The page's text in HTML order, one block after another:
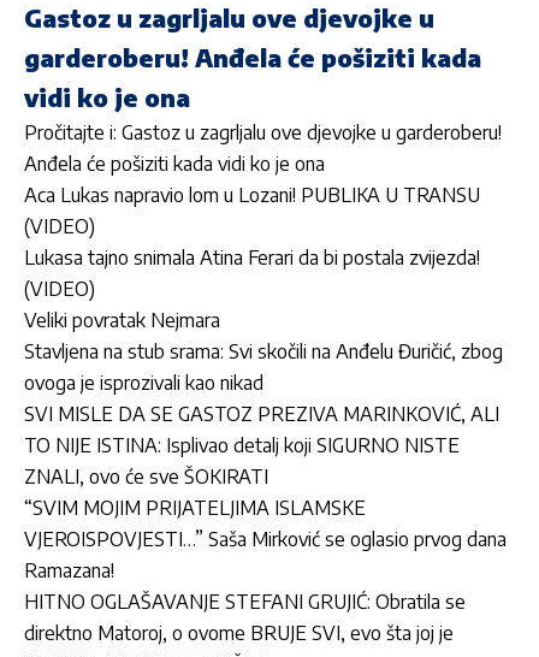
Gastoz u zagrljalu ove djevojke u
garderoberu! Anđela će pošiziti kada
vidi ko je ona
Pročitajte i: Gastoz u zagrljalu ove djevojke u garderoberu!
Anđela će pošiziti kada vidi ko je ona
Aca Lukas napravio lom u Lozani! PUBLIKA U TRANSU
(VIDEO)
Lukasa tajno snimala Atina Ferari da bi postala zvijezda!
(VIDEO)
Veliki povratak Nejmara
Stavljena na stub srama: Svi skočili na Anđelu Đuričić, zbog
ovoga je isprozivali kao nikad
SVI MISLE DA SE GASTOZ PREZIVA MARINKOVIĆ, ALI
TO NIJE ISTINA: Isplivao detalj koji SIGURNO NISTE
ZNALI, ovo će sve ŠOKIRATI
“SVIM MOJIM PRIJATELJIMA ISLAMSKE
VJEROISPOVJESTI…” Saša Mirković se oglasio prvog dana
Ramazana!
HITNO OGLAŠAVANJE STEFANI GRUJIĆ: Obratila se
direktno Matoroj, o ovome BRUJE SVI, evo šta joj je